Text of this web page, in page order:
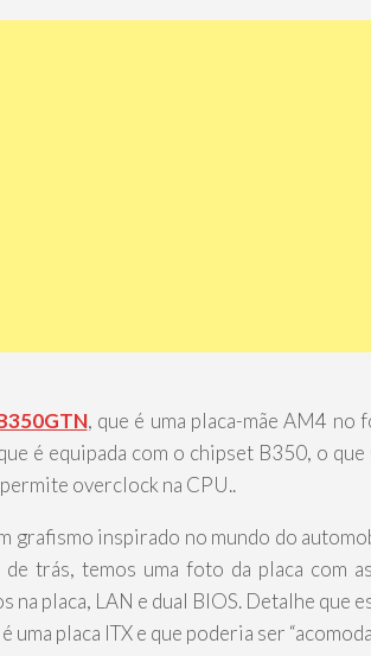
, que é uma placa-mãe AM4 no
é equipada com o chipset B350, o
overclock na CPU..
grafismo inspirado no mundo do
trás, temos uma foto da placa com
placa, LAN e dual BIOS. Detalhe que
placa ITX e que poderia ser